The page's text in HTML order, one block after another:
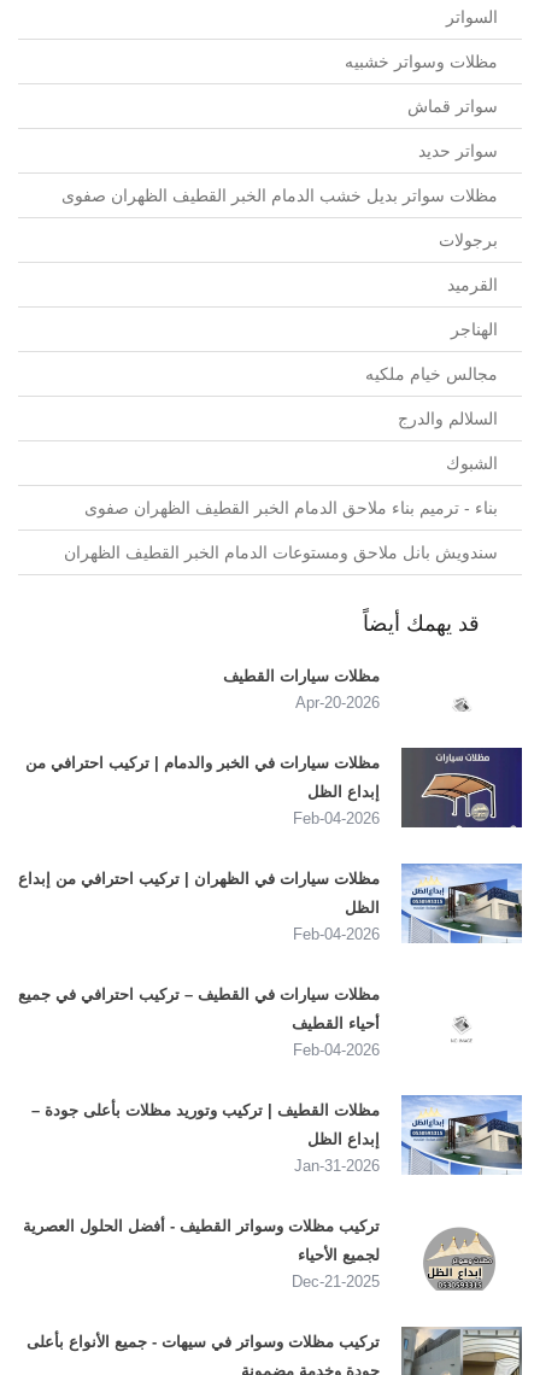
السواتر
مظلات وسواتر خشبيه
سواتر قماش
سواتر حديد
مظلات سواتر بديل خشب الدمام الخبر القطيف الظهران صفوى
برجولات
القرميد
الهناجر
مجالس خيام ملكيه
السلالم والدرج
الشبوك
بناء - ترميم بناء ملاحق الدمام الخبر القطيف الظهران صفوى
سندويش بانل ملاحق ومستوعات الدمام الخبر القطيف الظهران
قد يهمك أيضاً
مظلات سيارات القطيف
2026-Apr-20
مظلات سيارات في الخبر والدمام | تركيب احترافي من
إبداع الظل
2026-Feb-04
مظلات سيارات في الظهران | تركيب احترافي من إبداع
الظل
2026-Feb-04
مظلات سيارات في القطيف – تركيب احترافي في جميع
أحياء القطيف
2026-Feb-04
مظلات القطيف | تركيب وتوريد مظلات بأعلى جودة –
إبداع الظل
2026-Jan-31
تركيب مظلات وسواتر القطيف - أفضل الحلول العصرية
لجميع الأحياء
2025-Dec-21
تركيب مظلات وسواتر في سيهات - جميع الأنواع بأعلى
جودة وخدمة مضمونة